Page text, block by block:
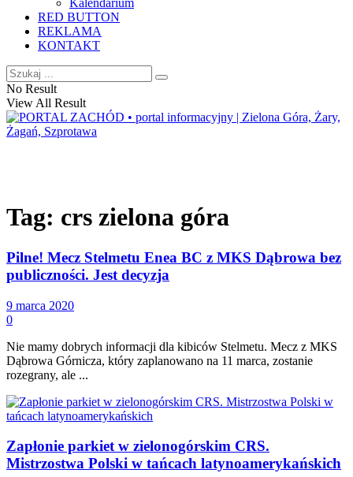
Kalendarium
RED BUTTON
REKLAMA
KONTAKT
No Result
View All Result
Tag: crs zielona góra
Pilne! Mecz Stelmetu Enea BC z MKS Dąbrowa bez
publiczności. Jest decyzja
9 marca 2020
0
Nie mamy dobrych informacji dla kibiców Stelmetu. Mecz z MKS
Dąbrowa Górnicza, który zaplanowano na 11 marca, zostanie
rozegrany, ale ...
Zapłonie parkiet w zielonogórskim CRS.
Mistrzostwa Polski w tańcach latynoamerykańskich